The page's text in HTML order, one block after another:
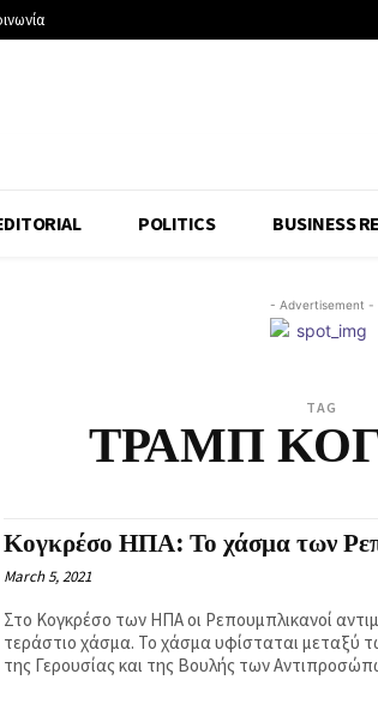
POLITICS BUSINESS
- Advertisement -
TAG
ΤΡΑΜΠ
Κογκρέσο ΗΠΑ: Το χάσμα των
March 5, 2021
Στο Κογκρέσο των ΗΠΑ οι Ρεπουμπλικανοί
τεράστιο χάσμα. Το χάσμα υφίσταται μεταξύ
της Γερουσίας και της Βουλής των